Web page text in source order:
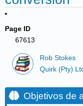
Page ID
67613
Rob Stokes
Quirk (Pty)
Objetivos de